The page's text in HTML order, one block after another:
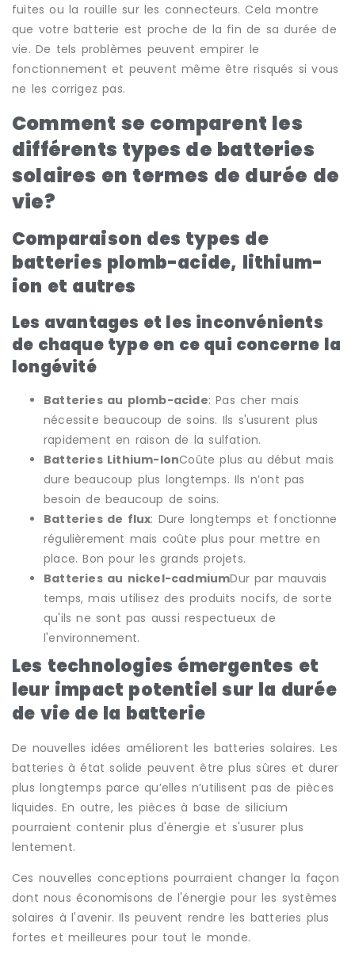
fuites ou la rouille sur les connecteurs. Cela montre
que votre batterie est proche de la fin de sa durée de
vie. De tels problèmes peuvent empirer le
fonctionnement et peuvent même être risqués si vous
ne les corrigez pas.
Comment se comparent les
différents types de batteries
solaires en termes de durée de
vie?
Comparaison des types de
batteries plomb-acide, lithium-
ion et autres
Les avantages et les inconvénients
de chaque type en ce qui concerne la
longévité
Batteries au plomb-acide: Pas cher mais
nécessite beaucoup de soins. Ils s'usurent plus
rapidement en raison de la sulfation.
Batteries Lithium-IonCoûte plus au début mais
dure beaucoup plus longtemps. Ils n’ont pas
besoin de beaucoup de soins.
Batteries de flux: Dure longtemps et fonctionne
régulièrement mais coûte plus pour mettre en
place. Bon pour les grands projets.
Batteries au nickel-cadmiumDur par mauvais
temps, mais utilisez des produits nocifs, de sorte
qu'ils ne sont pas aussi respectueux de
l'environnement.
Les technologies émergentes et
leur impact potentiel sur la durée
de vie de la batterie
De nouvelles idées améliorent les batteries solaires. Les
batteries à état solide peuvent être plus sûres et durer
plus longtemps parce qu’elles n’utilisent pas de pièces
liquides. En outre, les pièces à base de silicium
pourraient contenir plus d'énergie et s'usurer plus
lentement.
Ces nouvelles conceptions pourraient changer la façon
dont nous économisons de l'énergie pour les systèmes
solaires à l'avenir. Ils peuvent rendre les batteries plus
fortes et meilleures pour tout le monde.